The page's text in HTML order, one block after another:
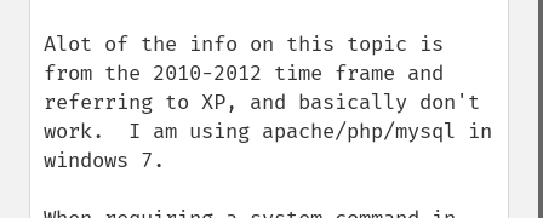
Alot of the info on this topic is
from the 2010-2012 time frame and
referring to XP, and basically don't
work.  I am using apache/php/mysql in
windows 7.